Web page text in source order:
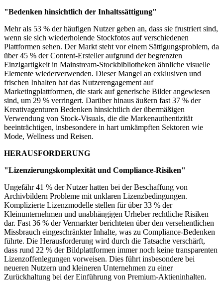
"Bedenken hinsichtlich der Inhaltssättigung"
Mehr als 53 % der häufigen Nutzer geben an, dass sie frustriert sind,
wenn sie sich wiederholende Stockfotos auf verschiedenen
Plattformen sehen. Der Markt steht vor einem Sättigungsproblem, da
über 45 % der Content-Ersteller aufgrund der begrenzten
Einzigartigkeit in Mainstream-Stockbibliotheken ähnliche visuelle
Elemente wiederverwenden. Dieser Mangel an exklusiven und
frischen Inhalten hat das Nutzerengagement auf
Marketingplattformen, die stark auf generische Bilder angewiesen
sind, um 29 % verringert. Darüber hinaus äußern fast 37 % der
Kreativagenturen Bedenken hinsichtlich der übermäßigen
Verwendung von Stock-Visuals, die die Markenauthentizität
beeinträchtigen, insbesondere in hart umkämpften Sektoren wie
Mode, Wellness und Reisen.
HERAUSFORDERUNG
"Lizenzierungskomplexität und Compliance-Risiken"
Ungefähr 41 % der Nutzer hatten bei der Beschaffung von
Archivbildern Probleme mit unklaren Lizenzbedingungen.
Komplizierte Lizenzmodelle stellen für über 33 % der
Kleinunternehmen und unabhängigen Urheber rechtliche Risiken
dar. Fast 36 % der Vermarkter berichteten über den versehentlichen
Missbrauch eingeschränkter Inhalte, was zu Compliance-Bedenken
führte. Die Herausforderung wird durch die Tatsache verschärft,
dass rund 22 % der Bildplattformen immer noch keine transparenten
Lizenzoffenlegungen vorweisen. Dies führt insbesondere bei
neueren Nutzern und kleineren Unternehmen zu einer
Zurückhaltung bei der Einführung von Premium-Aktieninhalten.